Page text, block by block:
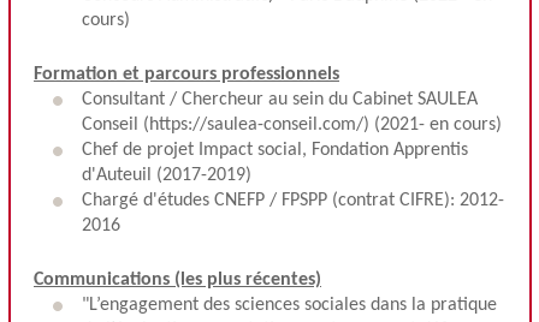
cours)
Formation et parcours professionnels
Consultant / Chercheur au sein du Cabinet SAULEA
Conseil (https://saulea-conseil.com/) (2021- en cours)
Chef de projet Impact social, Fondation Apprentis
d'Auteuil (2017-2019)
Chargé d'études CNEFP / FPSPP (contrat CIFRE): 2012-
2016
Communications (les plus récentes)
"L’engagement des sciences sociales dans la pratique